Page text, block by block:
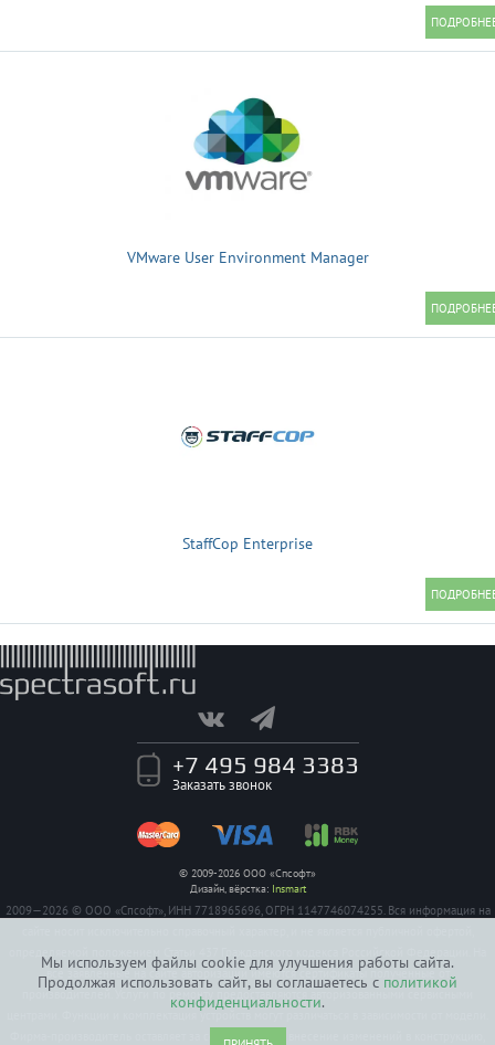
Мы используем файлы cookie для улучшения работы сайта.
Продолжая использовать сайт, вы соглашаетесь с политикой
конфиденциальности.
VMware User Environment Manager
StaffCop Enterprise
+7 495 984 3383
Заказать звонок
© 2009-2026 ООО «Спсофт»
Дизайн, вёрстка: Insmart
2009—2026 © ООО «Спсофт», ИНН 7718965696, ОГРН 1147746074255. Вся информация на
определяемой положением Статьи 437 Гражданского кодекса Российской Федерации. На
все заявленные на сайте авторизации имеются сертификаты полученные от
производителей. Услуги по ремонту предоставляются авторизованными сервисными
центрами. Функции и комплектация устройств могут различаться в зависимости от модели.
Фирма-производитель оставляет за собой право на внесение изменений в конструкцию,